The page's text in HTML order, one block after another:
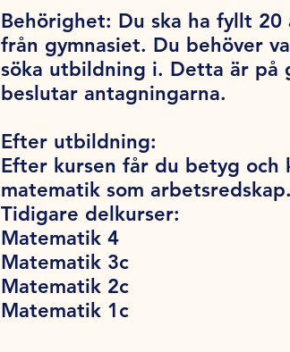
Behörighet: Du ska ha fyllt
från gymnasiet. Du behöver
söka utbildning i. Detta är på
beslutar antagningarna.
Efter utbildning:
Efter kursen får du betyg och
matematik som arbetsredskap.
Tidigare delkurser:
Matematik 4
Matematik 3c
Matematik 2c
Matematik 1c